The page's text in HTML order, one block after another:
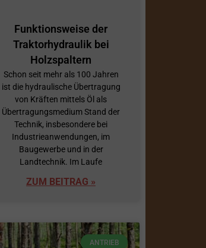
Funktionsweise der
Traktorhydraulik bei
Holzspaltern
Schon seit mehr als 100 Jahren
ist die hydraulische Übertragung
von Kräften mittels Öl als
Übertragungsmedium Stand der
Technik, insbesondere bei
Industrieanwendungen, im
Baugewerbe und in der
Landtechnik. Im Laufe
ZUM BEITRAG »
ANTRIEB